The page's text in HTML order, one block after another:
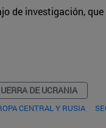
de investigación,
DE UCRANIA
CENTRAL Y RUSIA